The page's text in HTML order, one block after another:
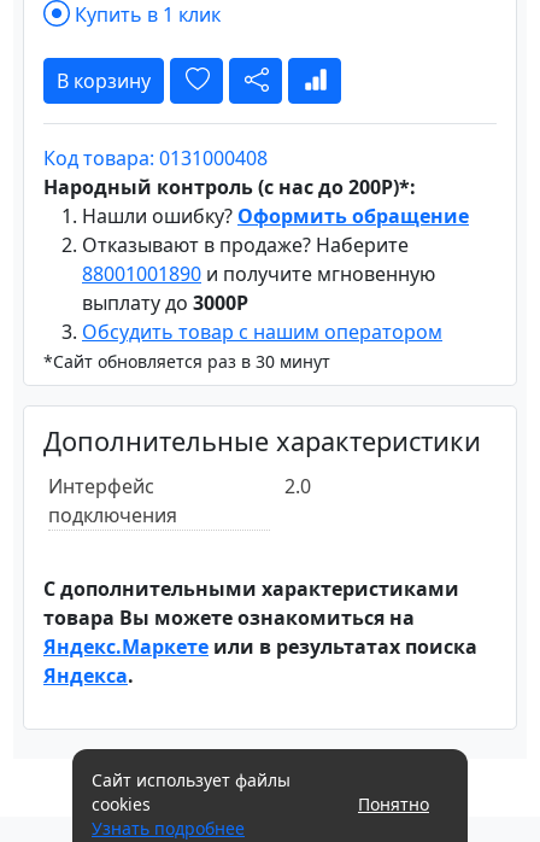
Купить в 1 клик
В корзину
Код товара: 0131000408
Народный контроль (с нас до 200Р)*:
Нашли ошибку? Оформить обращение
Отказывают в продаже? Наберите
88001001890 и получите мгновенную
выплату до 3000Р
Обсудить товар с нашим оператором
*Сайт обновляется раз в 30 минут
Дополнительные характеристики
Интерфейс
подключения
2.0
С дополнительными характеристиками
товара Вы можете ознакомиться на
Яндекс.Маркете или в результатах поиска
Яндекса.
Сайт использует файлы
cookies
Узнать подробнее
Понятно